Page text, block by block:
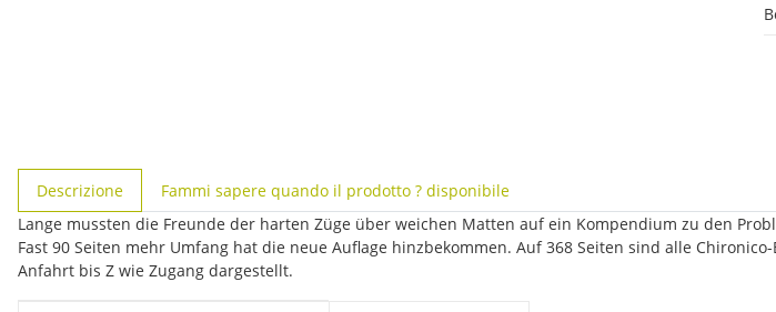
Descrizione
Fammi sapere quando il prodotto ? disponibile
Lange mussten die Freunde der harten Züge über weichen Matten auf ein Kompendium zu den
Fast 90 Seiten mehr Umfang hat die neue Auflage hinzbekommen. Auf 368 Seiten sind alle
Anfahrt bis Z wie Zugang dargestellt.